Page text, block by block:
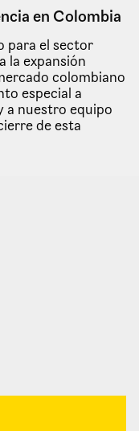
en Colombia
para el sector
la expansión
colombiano
especial a
a nuestro equipo
de esta